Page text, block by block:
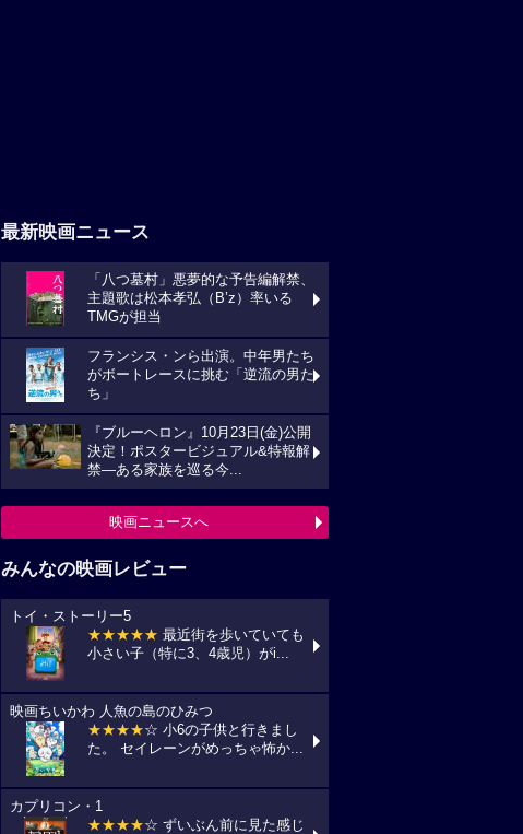
最新映画ニュース
「八つ墓村」悪夢的な予告編解禁、
主題歌は松本孝弘（B’z）率いる
TMGが担当
フランシス・ンら出演。中年男たち
がボートレースに挑む「逆流の男た
ち」
『ブルーヘロン』10月23日(金)公開
決定！ポスタービジュアル&特報解
禁―ある家族を巡る今...
映画ニュースへ
みんなの映画レビュー
トイ・ストーリー5
★★★★★ 最近街を歩いていても
小さい子（特に3、4歳児）がi...
映画ちいかわ 人魚の島のひみつ
★★★★☆ 小6の子供と行きまし
た。 セイレーンがめっちゃ怖か...
カプリコン・1
★★★★☆ ずいぶん前に見た感じ